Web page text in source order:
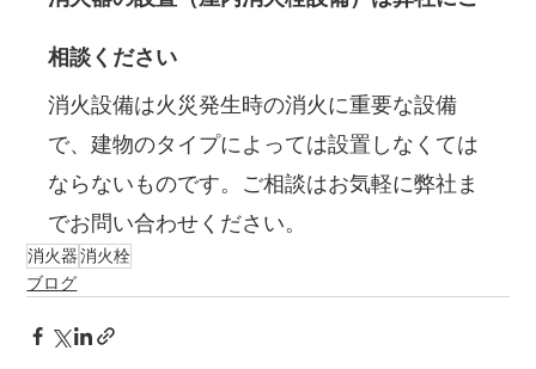
相談ください
消火設備は火災発生時の消火に重要な設備
で、建物のタイプによっては設置しなくては
ならないものです。ご相談はお気軽に弊社ま
でお問い合わせください。
消火器 消火栓
ブログ